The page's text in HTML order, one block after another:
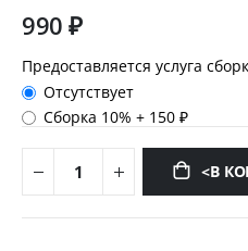
990 ₽
Предоставляется услуга
Отсутствует
Сборка 10%+ 150 ₽
<В